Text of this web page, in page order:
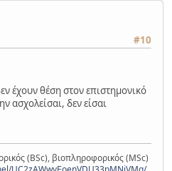
#10
έχουν θέση στον επιστημονικό
ασχολείσαι, δεν είσαι
(BSc), βιοπληροφορικός (MSc)